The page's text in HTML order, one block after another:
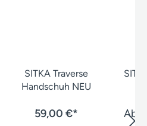
SITKA Traverse
Handschuh NEU
59,00 €* Ab